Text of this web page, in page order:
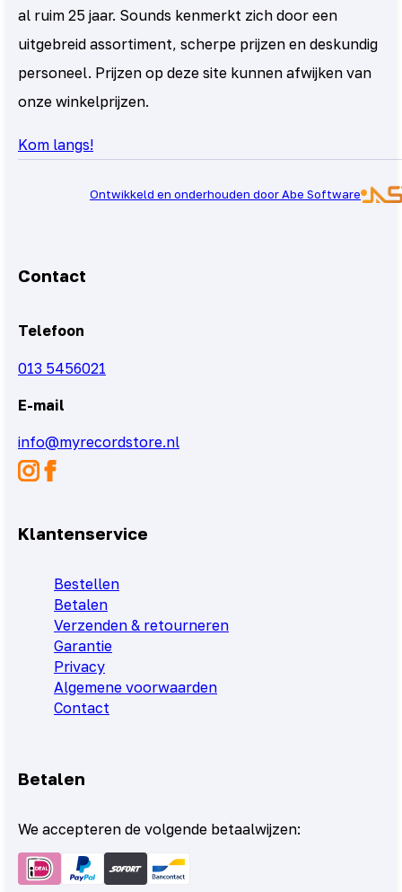
al ruim 25 jaar. Sounds kenmerkt zich door een
uitgebreid assortiment, scherpe prijzen en deskundig
personeel. Prijzen op deze site kunnen afwijken van
onze winkelprijzen.
Kom langs!
Ontwikkeld en onderhouden door Abe Software
Contact
Telefoon
013 5456021
E-mail
info@myrecordstore.nl
Klantenservice
Bestellen
Betalen
Verzenden & retourneren
Garantie
Privacy
Algemene voorwaarden
Contact
Betalen
We accepteren de volgende betaalwijzen: